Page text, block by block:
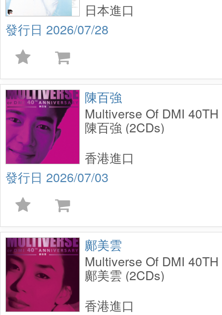
2026/07/28
日本進口
陳百強
Multiverse Of DMI
陳百強 (2CDs)
2026/07/03
香港進口
鄺美雲
Multiverse Of DMI
鄺美雲 (2CDs)
香港進口